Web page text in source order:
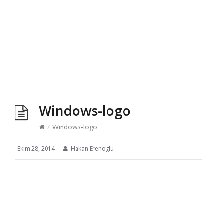
Windows-logo
/ Windows-logo
Ekim 28, 2014 Hakan Erenoglu